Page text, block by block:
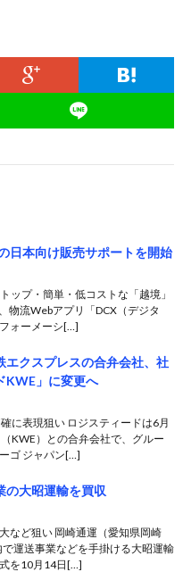
日本向け販売サポートを開始
ップ・簡単・低コストな「越境」
物流Webアプリ「DCX（デジタ
ォーメーシ[…]
エクスプレスの合弁会社、社
KWE」に変更へ
に表現狙い ロジスティードは6月
KWE）との合弁会社で、グルー
ゴ ジャパン[…]
の大昭運輸を買収
など狙い 岡崎通運（愛知県岡崎
運送事業などを手掛ける大昭運輸
式を10月14日[…]